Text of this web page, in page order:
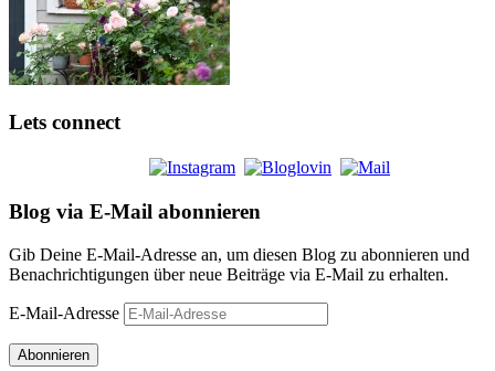
Lets connect
Blog via E-Mail abonnieren
Gib Deine E-Mail-Adresse an, um diesen Blog zu abonnieren und
Benachrichtigungen über neue Beiträge via E-Mail zu erhalten.
E-Mail-Adresse
Abonnieren